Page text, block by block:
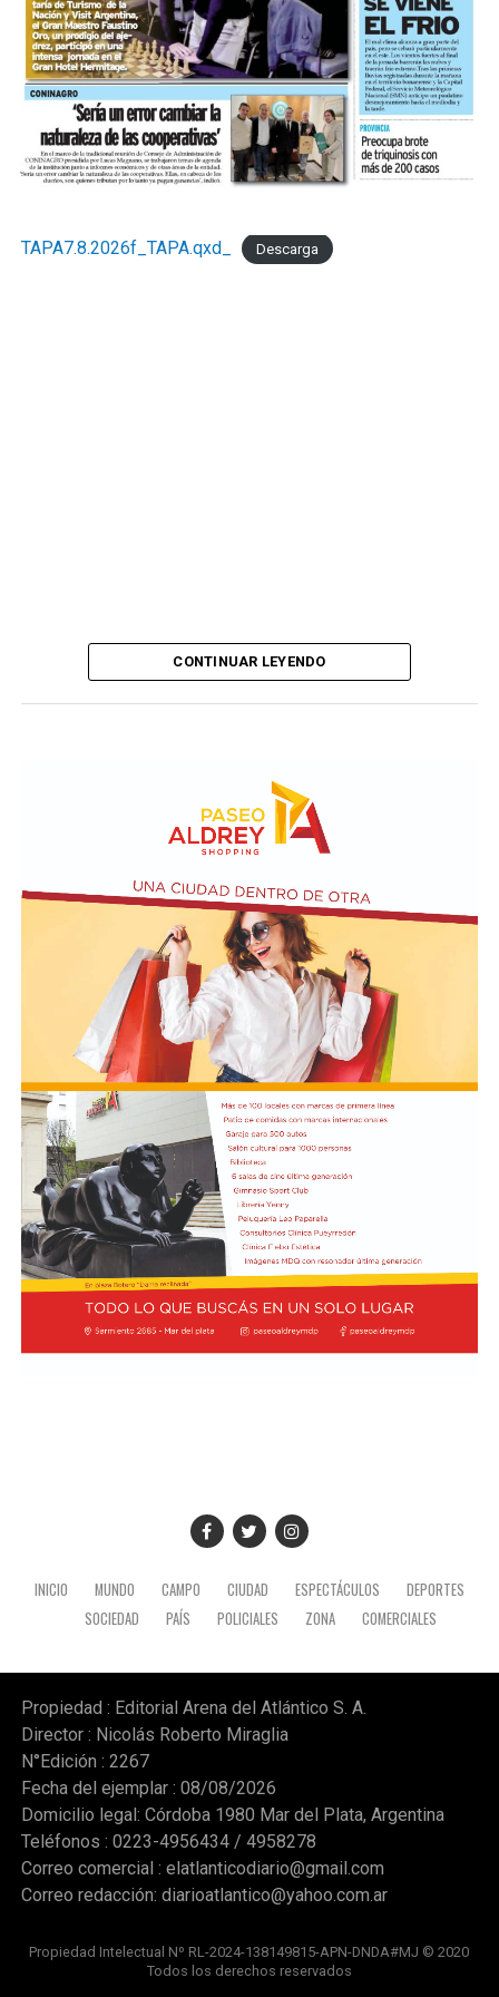
TAPA7.8.2026f_TAPA.qxd_ Descarga
CONTINUAR LEYENDO
INICIO MUNDO CAMPO CIUDAD ESPECTÁCULOS
DEPORTES
SOCIEDAD
PAÍS POLICIALES ZONA COMERCIALES
Propiedad : Editorial Arena del Atlántico S. A.
Director : Nicolás Roberto Miraglia
N°Edición : 2267
Fecha del ejemplar : 08/08/2026
Domicilio legal: Córdoba 1980 Mar del Plata, Argentina
Teléfonos : 0223-4956434 / 4958278
Correo comercial : elatlanticodiario@gmail.com
Correo redacción: diarioatlantico@yahoo.com.ar
Propiedad Intelectual Nº RL-2024-138149815-APN-DNDA#MJ © 2020
Todos los derechos reservados